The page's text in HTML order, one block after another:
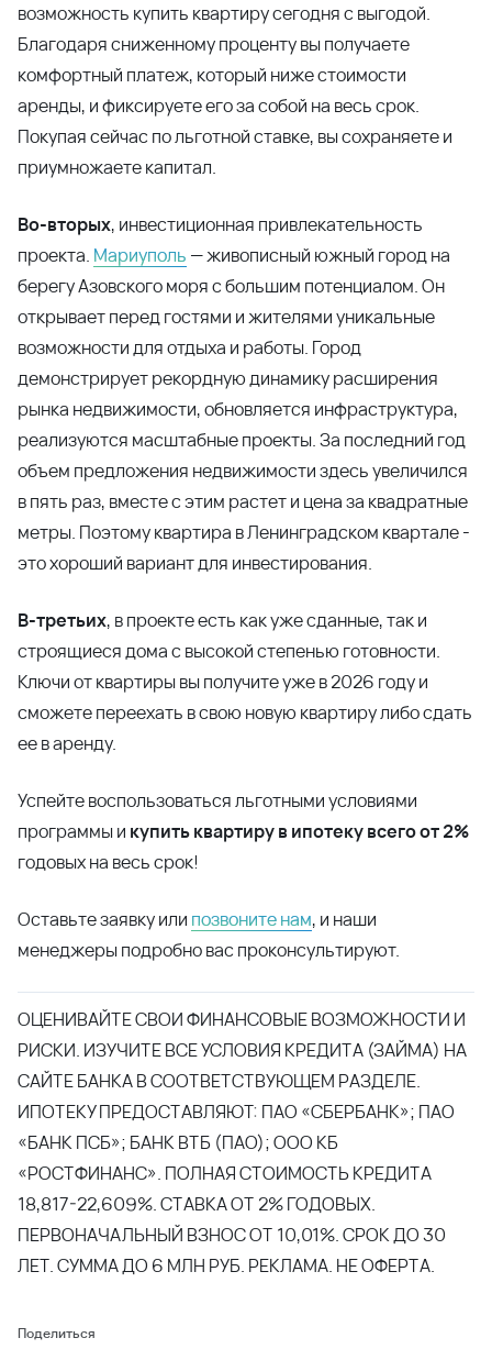
возможность купить квартиру сегодня с выгодой.
Благодаря сниженному проценту вы получаете
комфортный платеж, который ниже стоимости
аренды, и фиксируете его за собой на весь срок.
Покупая сейчас по льготной ставке, вы сохраняете и
приумножаете капитал.
Во-вторых, инвестиционная привлекательность
проекта. Мариуполь — живописный южный город на
берегу Азовского моря с большим потенциалом. Он
открывает перед гостями и жителями уникальные
возможности для отдыха и работы. Город
демонстрирует рекордную динамику расширения
рынка недвижимости, обновляется инфраструктура,
реализуются масштабные проекты. За последний год
объем предложения недвижимости здесь увеличился
в пять раз, вместе с этим растет и цена за квадратные
метры. Поэтому квартира в Ленинградском квартале -
это хороший вариант для инвестирования.
В-третьих, в проекте есть как уже сданные, так и
строящиеся дома с высокой степенью готовности.
Ключи от квартиры вы получите уже в 2026 году и
сможете переехать в свою новую квартиру либо сдать
ее в аренду.
Успейте воспользоваться льготными условиями
программы и купить квартиру в ипотеку всего от 2%
годовых на весь срок!
Оставьте заявку или позвоните нам, и наши
менеджеры подробно вас проконсультируют.
ОЦЕНИВАЙТЕ СВОИ ФИНАНСОВЫЕ ВОЗМОЖНОСТИ И
РИСКИ. ИЗУЧИТЕ ВСЕ УСЛОВИЯ КРЕДИТА (ЗАЙМА) НА
САЙТЕ БАНКА В СООТВЕТСТВУЮЩЕМ РАЗДЕЛЕ.
ИПОТЕКУ ПРЕДОСТАВЛЯЮТ: ПАО «СБЕРБАНК»; ПАО
«БАНК ПСБ»; БАНК ВТБ (ПАО); ООО КБ
«РОСТФИНАНС». ПОЛНАЯ СТОИМОСТЬ КРЕДИТА
18,817-22,609%. СТАВКА ОТ 2% ГОДОВЫХ.
ПЕРВОНАЧАЛЬНЫЙ ВЗНОС ОТ 10,01%. СРОК ДО 30
ЛЕТ. СУММА ДО 6 МЛН РУБ. РЕКЛАМА. НЕ ОФЕРТА.
Поделиться